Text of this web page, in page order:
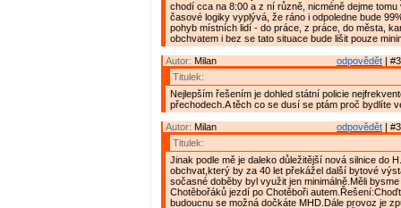
chodí cca na 8:00 a z ní různě, nicméně dejme tomu
časové logiky vyplývá, že ráno i odpoledne bude
pohyb místních lidí - do práce, z práce, do města,
obchvatem i bez se tato situace bude lišit pouze
odpovědět |
Autor: Milan
Titulek:
Nejlepším řešením je dohled státní policie
přechodech.A těch co se dusí se ptám proč bydlíte
odpovědět |
Autor: Milan
Titulek:
Jinak podle mě je daleko důležitější nová silnice do
obchvat,který by za 40 let překážel další bytové
sočasné doběby byl využit jen minimálně.Měli
Chotěbořáků jezdí po Chotěboři
budoucnu se možná dočkáte MHD.Dále provoz je